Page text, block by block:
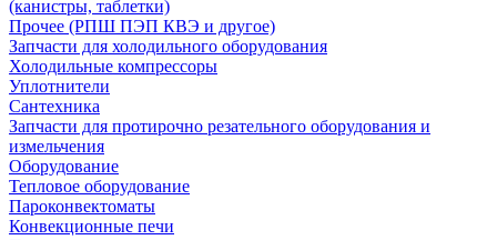
(канистры, таблетки)
Прочее (РПШ ПЭП КВЭ и другое)
Запчасти для холодильного оборудования
Холодильные компрессоры
Уплотнители
Сантехника
Запчасти для протирочно резательного оборудования и
измельчения
Оборудование
Тепловое оборудование
Пароконвектоматы
Конвекционные печи